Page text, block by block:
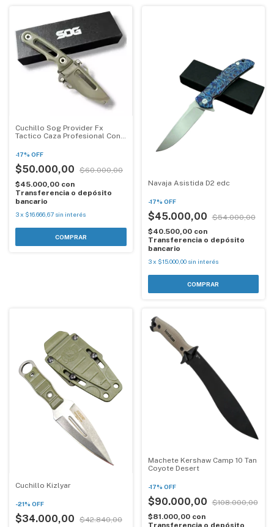
Cuchillo Sog Provider Fx
Tactico Caza Profesional Con
-17% OFF
$50.000,00
$60.000,00
$45.000,00 con
Transferencia o depósito
bancario
3x $16.666,67 sin interés
Navaja Asistida D2 edc
-17% OFF
$45.000,00
$54.000,00
$40.500,00 con
Transferencia o depósito
bancario
3 x $15.000,00 sin interés
Cuchillo Kizlyar
-21% OFF
$34.000,00 $42.840,00
Machete Kershaw Camp 10 Tan
Coyote Desert
-17% OFF
$90.000,00
$108.000,00
$81.000,00 con
Transferencia o depósito